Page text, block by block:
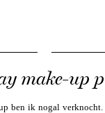
make-up
ben ik nogal